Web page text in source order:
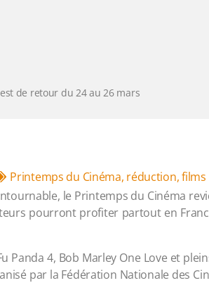
de retour du 24 au 26 mars
Printemps du Cinéma, réduction,films
le Printemps du Cinéma
pourront profiter partout en
Panda 4, Bob Marley One Love et
par la Fédération Nationale des